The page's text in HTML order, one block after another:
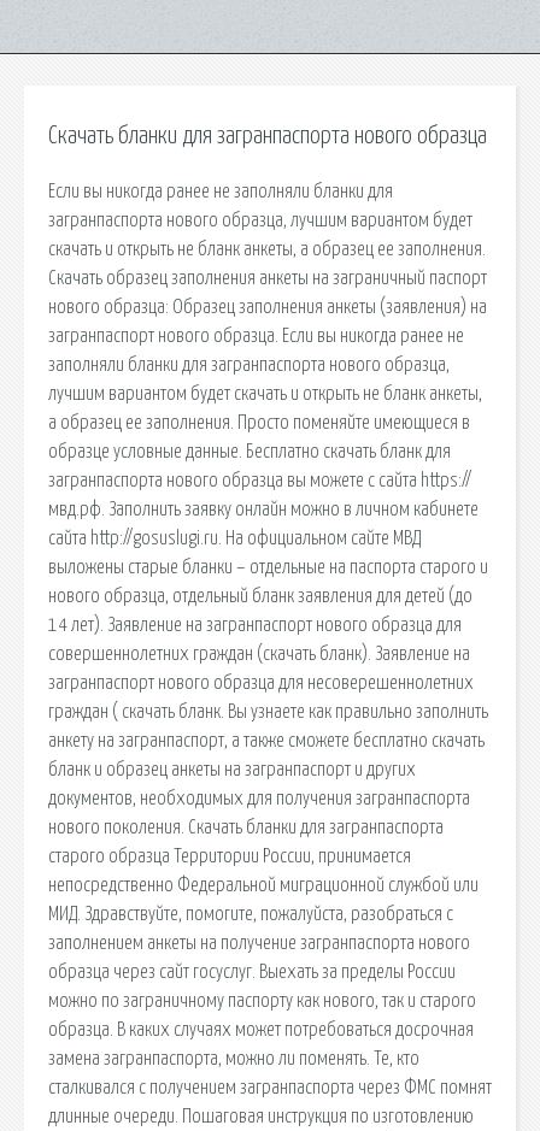
Скачать бланки для загранпаспорта нового образца
Если вы никогда ранее не заполняли бланки для
загранпаспорта нового образца, лучшим вариантом будет
скачать и открыть не бланк анкеты, а образец ее заполнения.
Скачать образец заполнения анкеты на заграничный паспорт
нового образца: Образец заполнения анкеты (заявления) на
загранпаспорт нового образца. Если вы никогда ранее не
заполняли бланки для загранпаспорта нового образца,
лучшим вариантом будет скачать и открыть не бланк анкеты,
а образец ее заполнения. Просто поменяйте имеющиеся в
образце условные данные. Бесплатно скачать бланк для
загранпаспорта нового образца вы можете с сайта https://
мвд.рф. Заполнить заявку онлайн можно в личном кабинете
сайта http://gosuslugi.ru. На официальном сайте МВД
выложены старые бланки – отдельные на паспорта старого и
нового образца, отдельный бланк заявления для детей (до
14 лет). Заявление на загранпаспорт нового образца для
совершеннолетних граждан (скачать бланк). Заявление на
загранпаспорт нового образца для несоверешеннолетних
граждан ( скачать бланк. Вы узнаете как правильно заполнить
анкету на загранпаспорт, а также сможете бесплатно скачать
бланк и образец анкеты на загранпаспорт и других
документов, необходимых для получения загранпаспорта
нового поколения. Скачать бланки для загранпаспорта
старого образца Территории России, принимается
непосредственно Федеральной миграционной службой или
МИД. Здравствуйте, помогите, пожалуйста, разобраться с
заполнением анкеты на получение загранпаспорта нового
образца через сайт госуслуг. Выехать за пределы России
можно по заграничному паспорту как нового, так и старого
образца. В каких случаях может потребоваться досрочная
замена загранпаспорта, можно ли поменять. Те, кто
сталкивался с получением загранпаспорта через ФМС помнят
длинные очереди. Пошаговая инструкция по изготовлению